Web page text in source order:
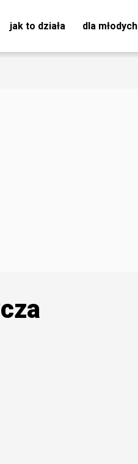
jak to działa dla młodych